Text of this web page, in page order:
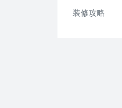
装修攻略